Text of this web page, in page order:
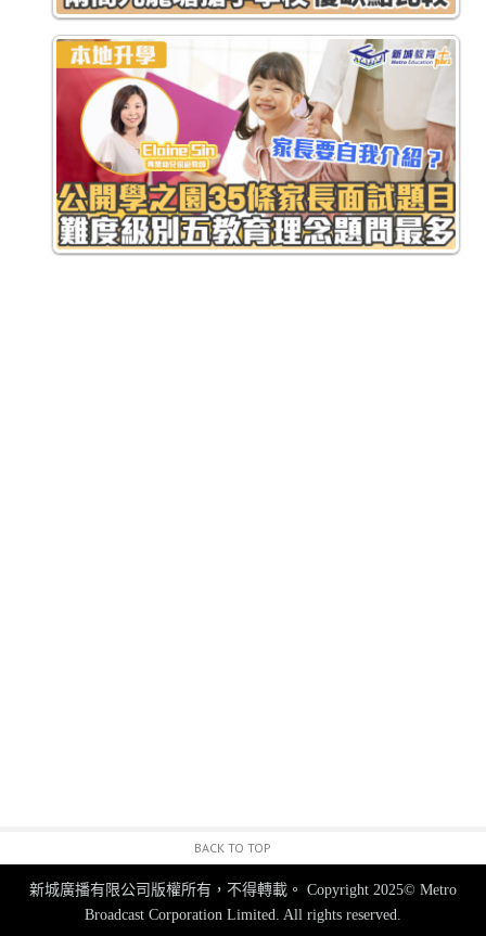
BACK TO TOP
新城廣播有限公司版權所有，不得轉載。 Copyright 2025© Metro
Broadcast Corporation Limited. All rights reserved.